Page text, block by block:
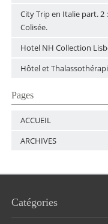
City Trip en Italie part.
Colisée.
Hotel NH Collection
Hôtel et
Pages
ACCUEIL
ARCHIVES
Catégories